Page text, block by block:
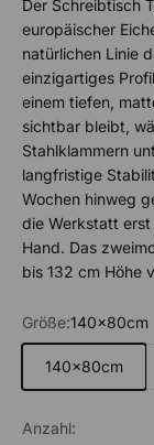
Der Schreibtisch
europäischer
natürlichen Linie
einzigartiges
einem tiefen,
sichtbar bleibt,
Stahlklammern
langfristige
Wochen hinweg
die Werkstatt
Hand. Das
bis 132 cm Höhe
Größe:140x80cm
140x80cm
Anzahl: